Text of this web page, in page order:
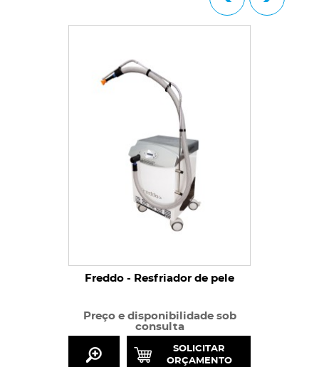
Freddo - Resfriador de pele
Preço e disponibilidade sob
consulta
SOLICITAR
ORÇAMENTO
Prev Next